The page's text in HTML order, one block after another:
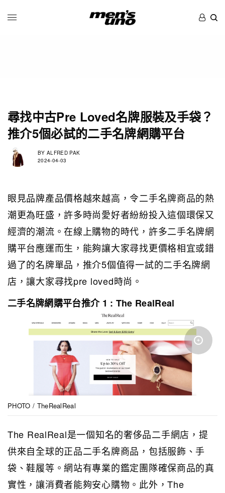
尋找中古Pre Loved名牌服裝及手袋？
推介5個必試的二手名牌網購平台
BY ALFRED PAK
2024-04-03
眼見品牌產品價格越來越高，令二手名牌商品的熱
潮更為旺盛，許多時尚愛好者紛紛投入這個環保又
經濟的潮流。在線上購物的時代，許多二手名牌網
購平台應運而生，能夠讓大家尋找更價格相宜或錯
過了的名牌單品，推介5個值得一試的二手名牌網
店，讓大家尋找pre loved時尚。
二手名牌網購平台推介 1 : The RealReal
PHOTO / TheRealReal
The RealReal是一個知名的奢侈品二手網店，提
供來自全球的正品二手名牌商品，包括服飾、手
袋、鞋履等。網站有專業的鑑定團隊確保商品的真
實性，讓消費者能夠安心購物。此外，The